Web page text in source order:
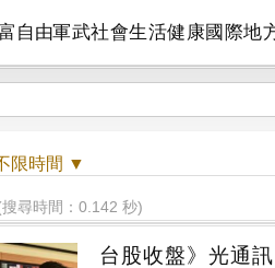
自由軍武社會生活健康國際地
限時間 ▼
尋時間：0.142 秒)
台股收盤》光通